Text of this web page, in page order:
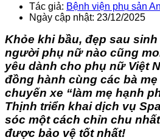
Tác giả: Bệnh viện phụ sản
Ngày cập nhật: 23/12/2025
Khỏe khi bầu, đẹp sau
người phụ nữ nào cũng
yêu dành cho phụ nữ Việt
đồng hành cùng các bà mẹ
chuyến xe “làm mẹ hạnh
Thịnh triển khai dịch vụ Spa
sóc một cách chỉn chu
được bảo vệ tốt nhất!